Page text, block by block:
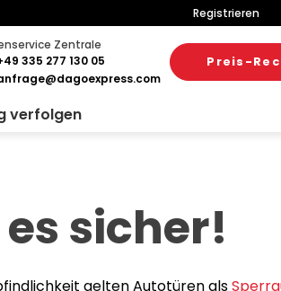
Registrieren
Zentrale
335 277 130 05
Preis-
verfolgen
sicher!
gelten Autotüren als